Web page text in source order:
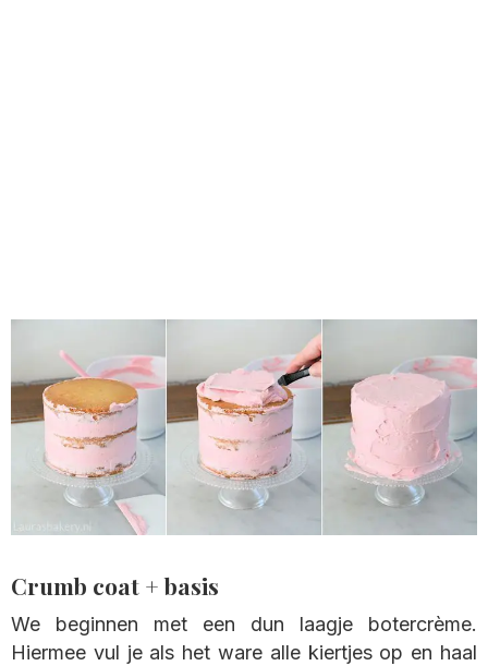
Crumb coat + basis
We beginnen met een dun laagje botercrème.
Hiermee vul je als het ware alle kiertjes op en haal